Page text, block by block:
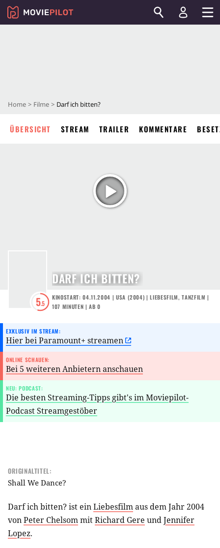
Home Filme Darf ich bitten?
ÜBERSICHT STREAM TRAILER KOMMENTARE
5.5
DARF ICH BITTEN?
KINOSTART: 04.11.2004 | USA (2004) |LIEBESFILM,TANZFILM |
107 MINUTEN |AB 0
EXKLUSIV IM STREAM:
Hier bei Paramount+ streamen
ONLINE SCHAUEN:
Bei 5 weiteren Anbietern anschauen
NEU: PODCAST:
Die besten Streaming-Tipps gibt's im Moviepilot-
Podcast Streamgestöber
ORIGINALTITEL:
Shall We Dance?
Darf ich bitten? ist einLiebesfilmaus dem Jahr 2004
vonPeter ChelsommitRichard Gere undJennifer
Lopez.